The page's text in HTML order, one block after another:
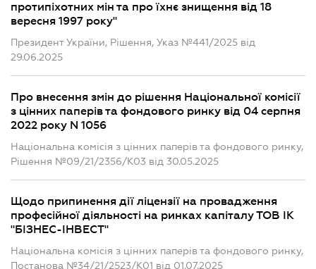
протипіхотних мін та про їхнє знищення від 18
вересня 1997 року"
Президент України, Рішення, Указ №441/2025 від
29.06.2025
Про внесення змін до рішення Національної комісії
з цінних паперів та фондового ринку від 04 серпня
2022 року N 1056
Національна комісія з цінних паперів та фондового ринку,
Рішення №09/21/2356/К03 від 30.05.2025
Щодо припинення дії ліцензії на провадження
професійної діяльності на ринках капіталу ТОВ ІК
"БІЗНЕС-ІНВЕСТ"
Національна комісія з цінних паперів та фондового ринку,
Постанова №34/21/2523/К01 від 01.07.2025